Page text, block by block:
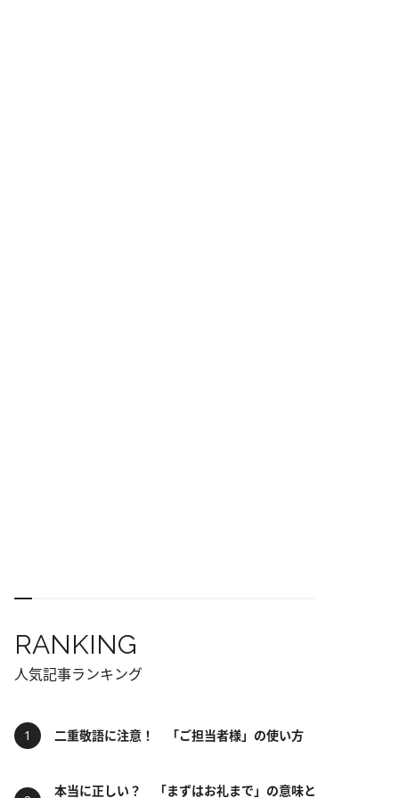
RANKING
人気記事ランキング
二重敬語に注意！ 「ご担当者様」の使い方
本当に正しい？ 「まずはお礼まで」の意味と